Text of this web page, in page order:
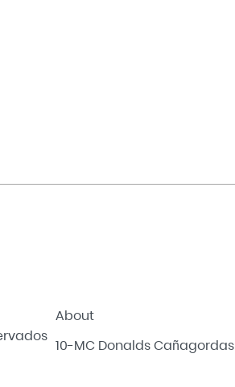
About
10-MC Donalds Cañagordas